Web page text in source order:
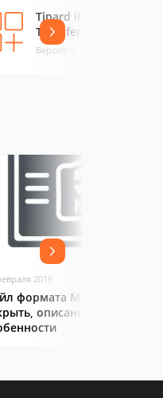
Tipard iPod to Mac
Transfer Standard
Версия: 6.1.6 (35.18 МБ)
2019
формата MP4: чем
описание,